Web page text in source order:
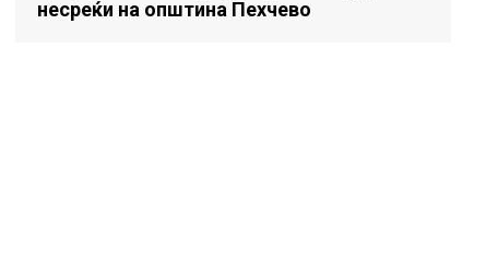
несреќи на општина Пехчево